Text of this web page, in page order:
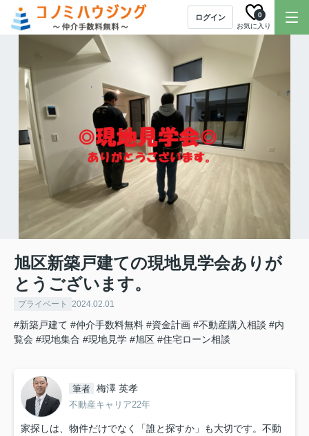
ログイン
お気に入り
0
旭区新築戸建ての現地見学会ありが
とうございます。
プライベート 2024.02.01
#新築戸建て #仲介手数料無料 #資金計画 #不動産購入相談 #内
覧会 #現地集合 #現地見学 #旭区 #住宅ローン相談
筆者 梅澤 英孝
不動産キャリア22年
家探しは、物件だけでなく「誰と探すか」も大切です。不動